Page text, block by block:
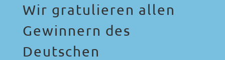
Wir gratulieren allen
Gewinnern des
Deutschen